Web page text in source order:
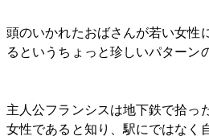
頭のいかれたおばさんが若い女性
るというちょっと珍しいパターン
主人公フランシスは地下鉄で拾っ
女性であると知り、駅にではなく